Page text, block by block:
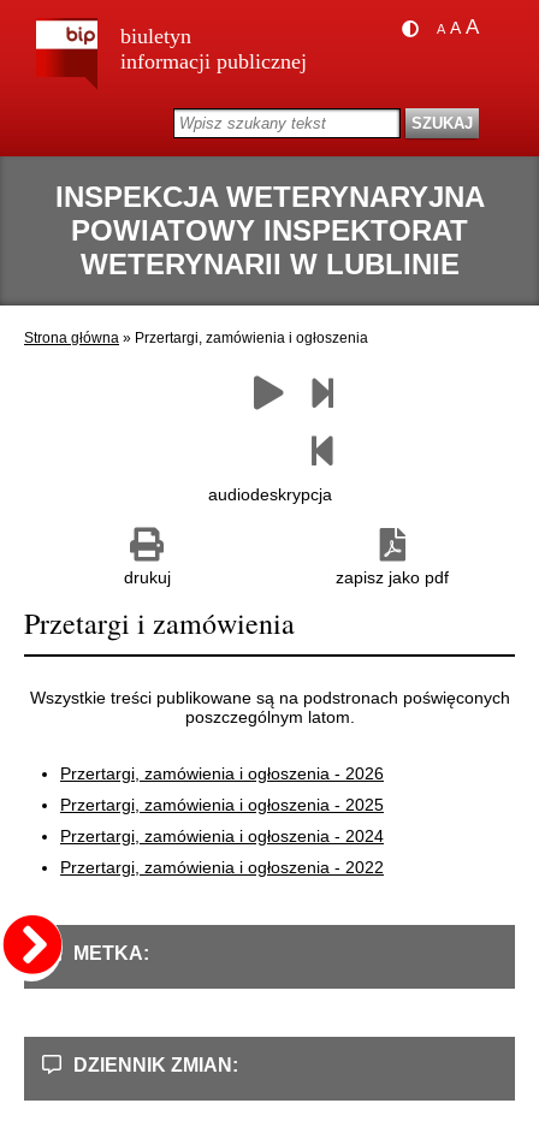
biuletyn
informacji publicznej
A A A
INSPEKCJA WETERYNARYJNA
POWIATOWY INSPEKTORAT
WETERYNARII W LUBLINIE
Strona główna » Przertargi, zamówienia i ogłoszenia
Poprzedni
audiodeskrypcja
zapisz jako pdf
drukuj
Przetargi i zamówienia
Wszystkie treści publikowane są na podstronach poświęconych
poszczególnym latom.
Przertargi, zamówienia i ogłoszenia - 2026
Przertargi, zamówienia i ogłoszenia - 2025
Przertargi, zamówienia i ogłoszenia - 2024
Przertargi, zamówienia i ogłoszenia - 2022
METKA:
DZIENNIK ZMIAN: